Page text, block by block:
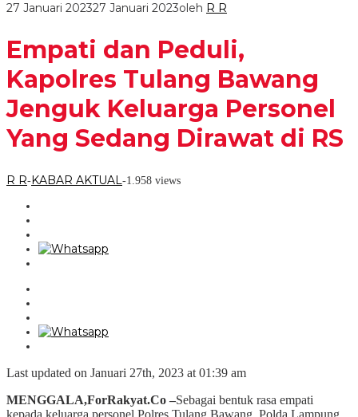
27 Januari 202327 Januari 2023oleh R R
Empati dan Peduli,
Kapolres Tulang Bawang
Jenguk Keluarga Personel
Yang Sedang Dirawat di RS
R R-KABAR AKTUAL-1.958 views
Last updated on Januari 27th, 2023 at 01:39 am
MENGGALA,ForRakyat.Co –Sebagai bentuk rasa empati
kepada keluarga personel Polres Tulang Bawang, Polda Lampung,